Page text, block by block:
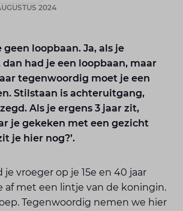
2024
loopbaan. Ja, als je
dan had je een loopbaan, maar
tegenwoordig moet je een
Stilstaan is achteruitgang,
Als je ergens 3 jaar zit,
je gekeken met een gezicht
je hier nog?’.
vroeger op je 15e en 40 jaar
af met een lintje van de koningin.
Tegenwoordig nemen we hier